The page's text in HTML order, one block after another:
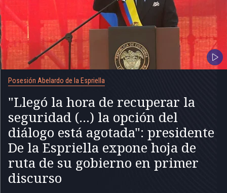
Posesión Abelardo de la Espriella
"Llegó la hora de recuperar la
seguridad (...) la opción del
diálogo está agotada": presidente
De la Espriella expone hoja de
ruta de su gobierno en primer
discurso